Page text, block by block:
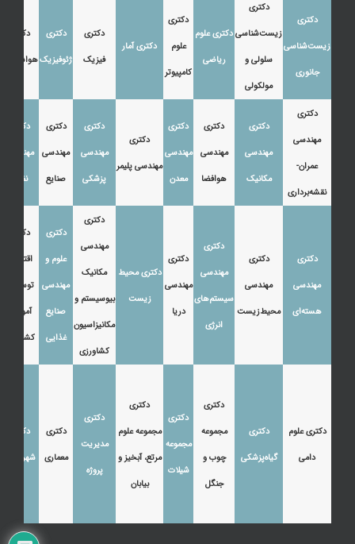
دکتری
زیست‌شناسی
جانوری
دکتری
زیست‌شناسی
سلولی و
مولکولی
دکتری علوم
ریاضی
دکتری
علوم
کامپیوتر
دکتری آمار
دکتری
فیزیک
دکتری
ژئوفیزیک
دکتری
هواشناسی
دکتری
مهندسی
عمران-
نقشه‌برداری
دکتری
مهندسی
مکانیک
دکتری
مهندسی
هوافضا
دکتری
مهندسی
معدن
دکتری
مهندسی پلیمر
دکتری
مهندسی
پزشکی
دکتری
مهندسی
صنایع
دکتری
مهندسی
نفت
دکتری
مهندسی
هسته‌ای
دکتری
مهندسی
محیط‌زیست
دکتری
مهندسی
سیستم‌های
انرژی
دکتری
مهندسی
دریا
دکتری محیط
زیست
دکتری
مهندسی
مکانیک
بیوسیستم و
مکانیزاسیون
کشاورزی
دکتری
علوم و
مهندسی
صنایع
غذایی
دکتری
اقتصاد،
توسعه و
آموزش
کشاورزی
دکتری علوم
دامی
دکتری
گیاه‌پزشکی
دکتری
مجموعه
چوب و
جنگل
دکتری
مجموعه
شیلات
دکتری
مجموعه علوم
مرتع، آبخیز و
بیابان
دکتری
مدیریت
پروژه
دکتری
معماری
دکتری
شهرسازی